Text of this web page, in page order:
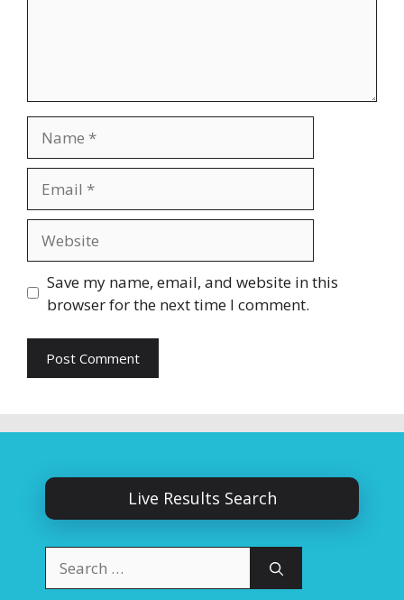
Save my name, email, and website in this
browser for the next time I comment.
Live Results Search
for: